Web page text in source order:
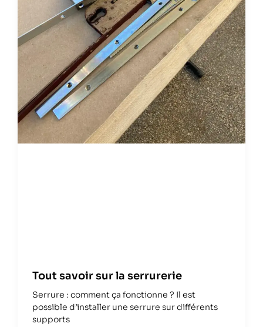
Tout savoir sur la serrurerie
Serrure : comment ça fonctionne ? Il est
possible d’installer une serrure sur différents
supports